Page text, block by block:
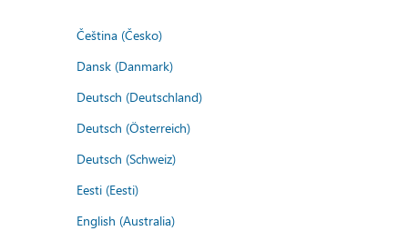
Čeština (Česko)
Dansk (Danmark)
Deutsch (Deutschland)
Deutsch (Österreich)
Deutsch (Schweiz)
Eesti (Eesti)
English (Australia)